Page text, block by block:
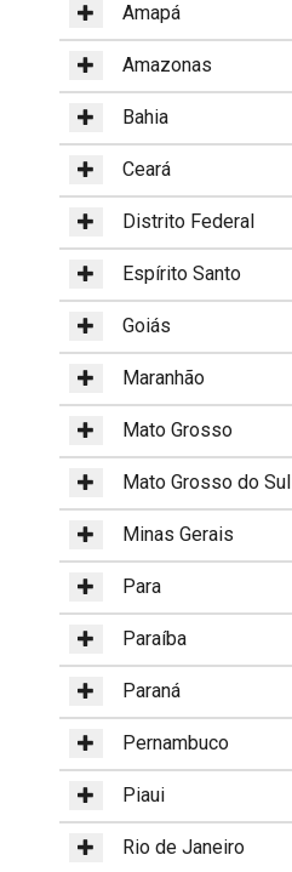
Amapá
Amazonas
Bahia
Ceará
Distrito Federal
Espírito Santo
Goiás
Maranhão
Mato Grosso
Mato Grosso do Sul
Minas Gerais
Para
Paraíba
Paraná
Pernambuco
Piaui
Rio de Janeiro